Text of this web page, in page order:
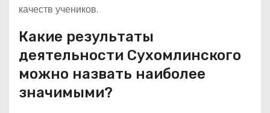
качеств учеников.
Какие результаты
деятельности Сухомлинского
можно назвать наиболее
значимыми?